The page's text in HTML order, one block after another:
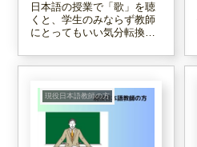
日本語の授業で「歌」を聴
くと、学生のみならず教師
にとってもいい気分転換に
ーティストのこんな曲はい
集めてみました。授業への
取り入れ方も一例ご紹介し
ています。
現役日本語教師の方